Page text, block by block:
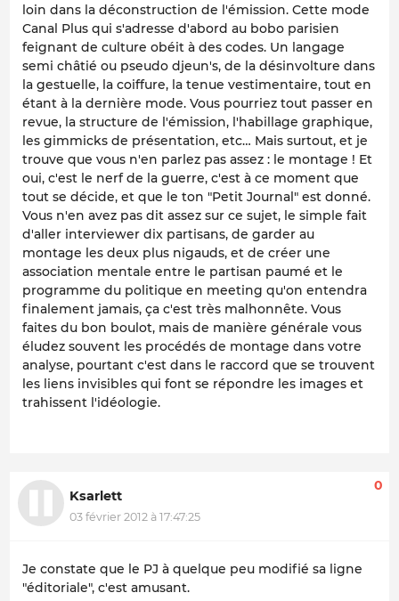
loin dans la déconstruction de l'émission. Cette mode
Canal Plus qui s'adresse d'abord au bobo parisien
feignant de culture obéit à des codes. Un langage
semi châtié ou pseudo djeun's, de la désinvolture dans
la gestuelle, la coiffure, la tenue vestimentaire, tout en
étant à la dernière mode. Vous pourriez tout passer en
revue, la structure de l'émission, l'habillage graphique,
les gimmicks de présentation, etc… Mais surtout, et je
trouve que vous n'en parlez pas assez : le montage ! Et
oui, c'est le nerf de la guerre, c'est à ce moment que
tout se décide, et que le ton "Petit Journal" est donné.
Vous n'en avez pas dit assez sur ce sujet, le simple fait
d'aller interviewer dix partisans, de garder au
montage les deux plus nigauds, et de créer une
association mentale entre le partisan paumé et le
programme du politique en meeting qu'on entendra
finalement jamais, ça c'est très malhonnête. Vous
faites du bon boulot, mais de manière générale vous
éludez souvent les procédés de montage dans votre
analyse, pourtant c'est dans le raccord que se trouvent
les liens invisibles qui font se répondre les images et
trahissent l'idéologie.
Ksarlett
03 février 2012 à 17:47:25
0
Je constate que le PJ à quelque peu modifié sa ligne
"éditoriale", c'est amusant.